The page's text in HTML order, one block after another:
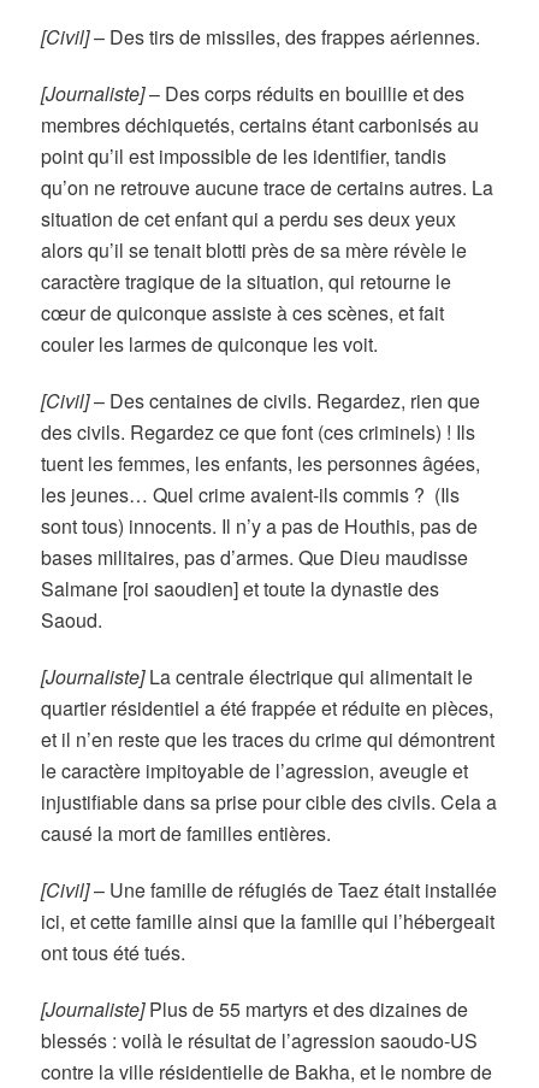
[Civil]– Des tirs de missiles, des frappes aériennes.
[Journaliste]– Des corps réduits en bouillie et des
membres déchiquetés, certains étant carbonisés au
point qu’il est impossible de les identifier, tandis
qu’on ne retrouve aucune trace de certains autres. La
situation de cet enfant qui a perdu ses deux yeux
alors qu’il se tenait blotti près de sa mère révèle le
caractère tragique de la situation, qui retourne le
cœur de quiconque assiste à ces scènes, et fait
couler les larmes de quiconque les voit.
[Civil]– Des centaines de civils. Regardez, rien que
des civils. Regardez ce que font (ces criminels) ! Ils
tuent les femmes, les enfants, les personnes âgées,
les jeunes… Quel crime avaient-ils commis ? (Ils
sont tous) innocents. Il n’y a pas de Houthis, pas de
bases militaires, pas d’armes. Que Dieu maudisse
Salmane [roi saoudien] et toute la dynastie des
Saoud.
[Journaliste]La centrale électrique qui alimentait le
quartier résidentiel a été frappée et réduite en pièces,
et il n’en reste que les traces du crime qui démontrent
le caractère impitoyable de l’agression, aveugle et
injustifiable dans sa prise pour cible des civils. Cela a
causé la mort de familles entières.
[Civil]– Une famille de réfugiés de Taez était installée
ici, et cette famille ainsi que la famille qui l’hébergeait
ont tous été tués.
[Journaliste]Plus de 55 martyrs et des dizaines de
blessés : voilà le résultat de l’agression saoudo-US
contre la ville résidentielle de Bakha, et le nombre de